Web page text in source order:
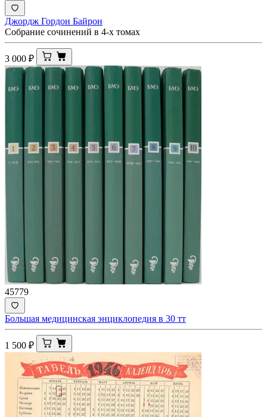
Джордж Гордон Байрон
Собрание сочинений в 4-х томах
3 000 ₽
45779
Большая медицинская энциклопедия в 30 тт
1 500 ₽